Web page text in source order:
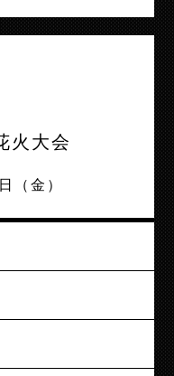
火大会
日（金）